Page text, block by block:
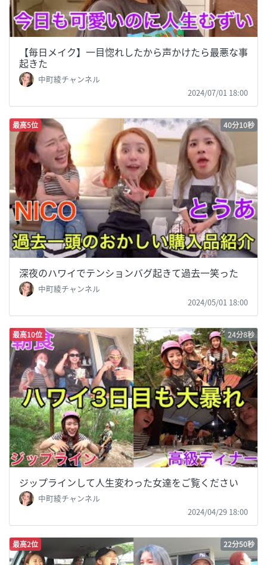
【毎日メイク】一目惚れしたから声かけたら最悪な事
起きた
中町綾チャンネル
2024/07/01 18:00
最高5位 40分10秒
深夜のハワイでテンションバグ起きて過去一笑った
中町綾チャンネル
2024/05/01 18:00
最高10位 24分8秒
ジップラインして人生変わった女達をご覧ください
中町綾チャンネル
2024/04/29 18:00
最高2位 22分50秒